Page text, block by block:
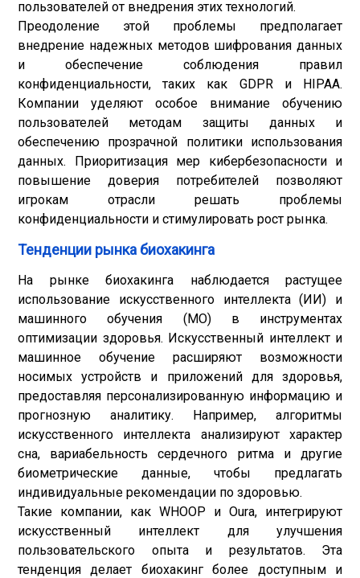
пользователей от внедрения этих технологий.
Преодоление этой проблемы предполагает
внедрение надежных методов шифрования данных
и обеспечение соблюдения правил
конфиденциальности, таких как GDPR и HIPAA.
Компании уделяют особое внимание обучению
пользователей методам защиты данных и
обеспечению прозрачной политики использования
данных. Приоритизация мер кибербезопасности и
повышение доверия потребителей позволяют
игрокам отрасли решать проблемы
конфиденциальности и стимулировать рост рынка.
Тенденции рынка биохакинга
На рынке биохакинга наблюдается растущее
использование искусственного интеллекта (ИИ) и
машинного обучения (МО) в инструментах
оптимизации здоровья. Искусственный интеллект и
машинное обучение расширяют возможности
носимых устройств и приложений для здоровья,
предоставляя персонализированную информацию и
прогнозную аналитику. Например, алгоритмы
искусственного интеллекта анализируют характер
сна, вариабельность сердечного ритма и другие
биометрические данные, чтобы предлагать
индивидуальные рекомендации по здоровью.
Такие компании, как WHOOP и Oura, интегрируют
искусственный интеллект для улучшения
пользовательского опыта и результатов. Эта
тенденция делает биохакинг более доступным и